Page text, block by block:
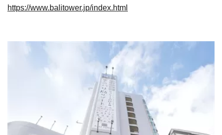
https://www.balitower.jp/index.html